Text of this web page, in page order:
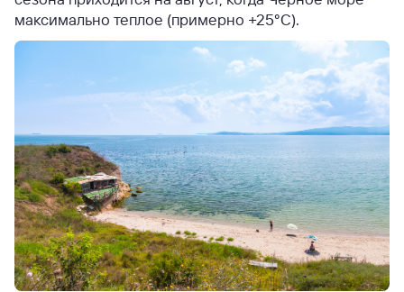
максимально теплое (примерно +25°C).